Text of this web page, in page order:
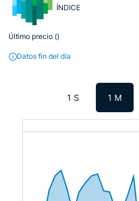
ÍNDICE
Último precio ()
Datos fin del día
1 S 1 M